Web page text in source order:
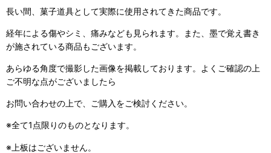
長い間、菓子道具として実際に使用されてきた商品です。
経年による傷やシミ、痛みなども見られます。また、墨で覚え書き
が施されている商品もございます。
あらゆる角度で撮影した画像を掲載しております。よくご確認の上
ご不明な点がございましたら
お問い合わせの上で、ご購入をご検討ください。
※全て1点限りのものとなります。
※上板はございません。